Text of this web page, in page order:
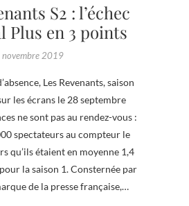
S2 : l’échec
Plus en 3 points
novembre 2019
Les Revenants, saison
les écrans le 28 septembre
ne sont pas au rendez-vous :
spectateurs au compteur le
qu’ils étaient en moyenne 1,4
la saison 1. Consternée par
de la presse française,…